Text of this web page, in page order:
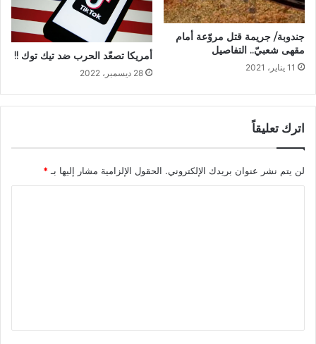
جندوبة/ جريمة قتل مروّعة أمام
مقهى شعبيّ.. التفاصيل
11 يناير، 2021
أمريكا تصعّد الحرب ضد تيك توك !!
28 ديسمبر، 2022
اترك تعليقاً
لن يتم نشر عنوان بريدك الإلكتروني. الحقول الإلزامية مشار إليها بـ*